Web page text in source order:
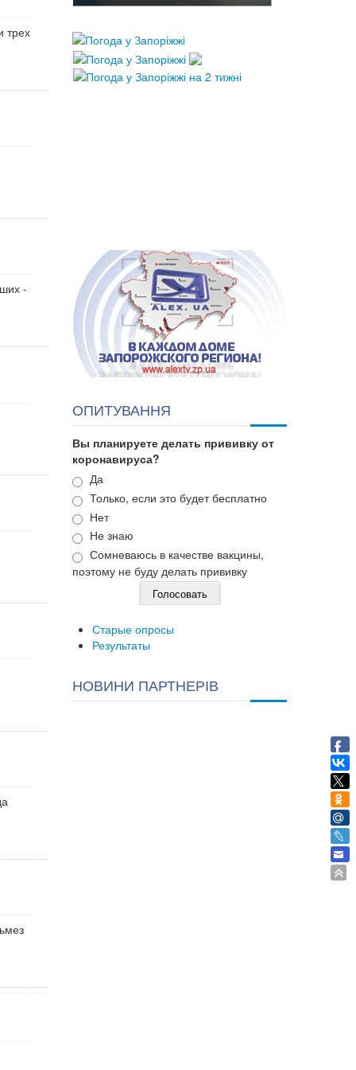
трех
-
ОПИТУВАННЯ
Вы планируете делать прививку от
коронавируса?
Варианты
Да
Только, если это будет бесплатно
Нет
Не знаю
Сомневаюсь в качестве вакцины,
поэтому не буду делать прививку
Старые опросы
Результаты
НОВИНИ ПАРТНЕРІВ